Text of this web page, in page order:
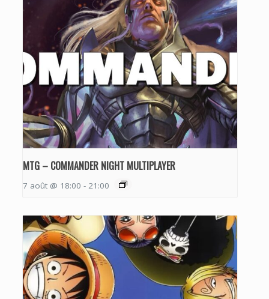
MTG – COMMANDER NIGHT MULTIPLAYER
7 août @ 18:00 - 21:00